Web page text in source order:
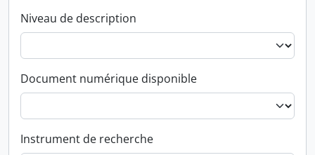
Niveau de description
Document numérique disponible
Instrument de recherche